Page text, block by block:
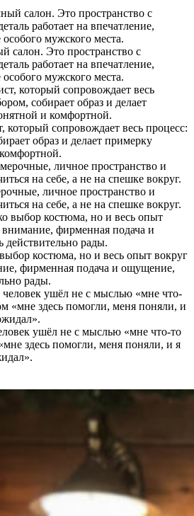
салон. Это пространство с
работает на впечатление,
мужского места.
который сопровождает весь процесс:
образ и делает примерку
личное пространство и
на себе, а не на спешке вокруг.
костюма, но и весь опыт вокруг
фирменная подача и ощущение,
рады.
ушёл не с мыслью «мне что-то
здесь помогли, меня поняли, и я